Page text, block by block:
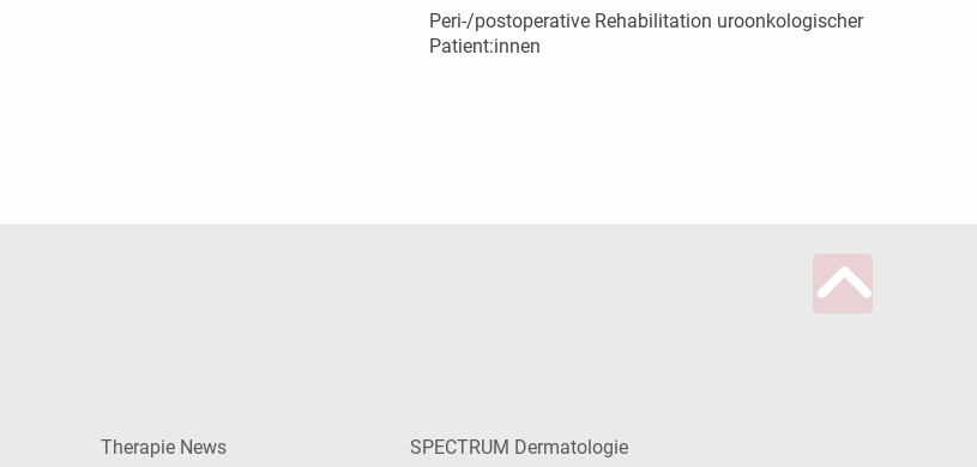
Peri-/postoperative Rehabilitation uroonkologischer
Patient:innen
Therapie News
SPECTRUM Dermatologie